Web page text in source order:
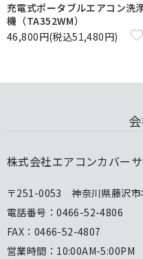
充電式ポータブルエアコン洗
機（TA352WM）
46,800円(税込51,480円)
株式会社エアコンカバー
〒251-0053 神奈川県藤沢
電話番号：0466-52-4806
FAX：0466-52-4807
営業時間：10:00AM-5:00PM